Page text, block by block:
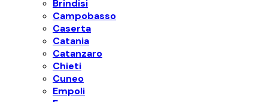
Brindisi
Campobasso
Caserta
Catania
Catanzaro
Chieti
Cuneo
Empoli